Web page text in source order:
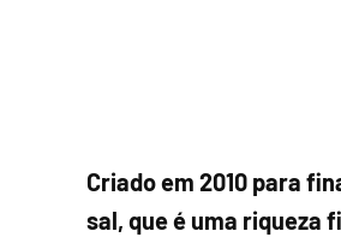
Criado em 2010 para
sal, que é uma riqueza